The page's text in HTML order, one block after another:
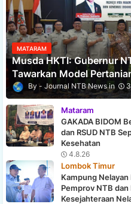
MATARAM
Musda HKTI: Gubernur
Tawarkan Model
Journal NTB News
Mataram
GAKADA BIDOM
dan RSUD NTB
Kesehatan
4.8.26
Lombok Timur
Kampung
Pemprov NTB
Kesejahteraan